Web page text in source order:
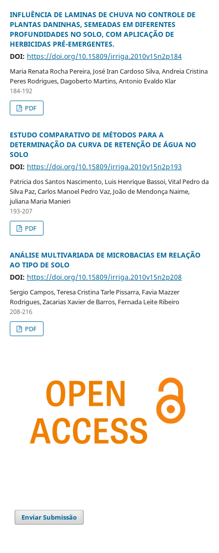
INFLUÊNCIA DE LAMINAS DE CHUVA NO CONTROLE DE
PLANTAS DANINHAS, SEMEADAS EM DIFERENTES
PROFUNDIDADES NO SOLO, COM APLICAÇÃO DE
HERBICIDAS PRÉ-EMERGENTES.
DOI: https://doi.org/10.15809/irriga.2010v15n2p184
Maria Renata Rocha Pereira, José Iran Cardoso Silva, Andreia Cristina
Peres Rodrigues, Dagoberto Martins, Antonio Evaldo Klar
184-192
PDF
ESTUDO COMPARATIVO DE MÉTODOS PARA A
DETERMINAÇÃO DA CURVA DE RETENÇÃO DE ÁGUA NO
SOLO
DOI: https://doi.org/10.15809/irriga.2010v15n2p193
Patricia dos Santos Nascimento, Luis Henrique Bassoi, Vital Pedro da
Silva Paz, Carlos Manoel Pedro Vaz, João de Mendonça Naime,
juliana Maria Manieri
193-207
PDF
ANÁLISE MULTIVARIADA DE MICROBACIAS EM RELAÇÃO
AO TIPO DE SOLO
DOI: https://doi.org/10.15809/irriga.2010v15n2p208
Sergio Campos, Teresa Cristina Tarle Pissarra, Favia Mazzer
Rodrigues, Zacarias Xavier de Barros, Fernada Leite Ribeiro
208-216
PDF
Enviar Submissão